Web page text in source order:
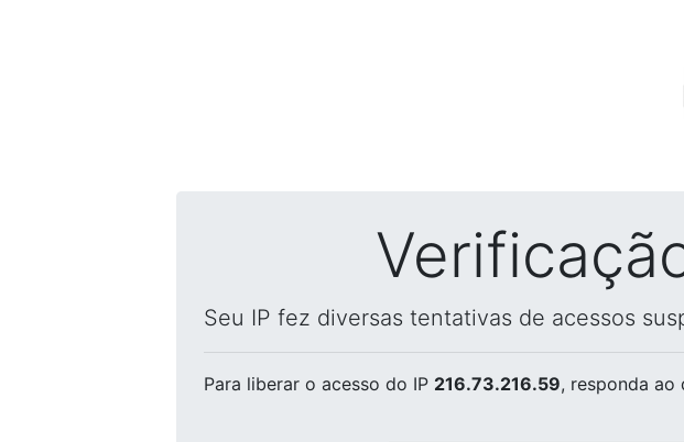
Seu IP fez diversas tentativas de acessos
Para liberar o acesso do IP 216.73.216.59, responda ao